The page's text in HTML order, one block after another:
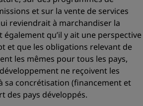
et sur la vente de services
reviendrait à marchandiser la
qu’il y ait une perspective
et que les obligations relevant de
les mêmes pour tous les pays,
ne reçoivent les
sa concrétisation (financement et
des pays développés.